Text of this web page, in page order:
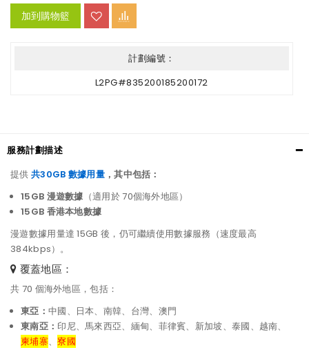
加到購物籃
計劃編號：
L2PG#835200185200172
服務計劃描述
提供 共30GB 數據用量，其中包括：
15GB 漫遊數據 （適用於 70個海外地區）
15GB 香港本地數據
漫遊數據用量達 15GB 後，仍可繼續使用數據服務（速度最高
384kbps）。
覆蓋地區：
共 70 個海外地區，包括：
東亞： 中國、日本、南韓、台灣、澳門
東南亞： 印尼、馬來西亞、緬甸、菲律賓、新加坡、泰國、越南、
柬埔寨、寮國